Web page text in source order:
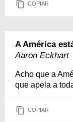
COPIAR
A América
Aaron Eckhart
Acho que a
que apela a
COPIAR